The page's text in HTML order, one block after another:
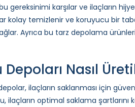
gereksinimi karşılar ve ilaçların
kolay temizlenir ve koruyucu bir
Ayrıca bu tarz depolama
Nasıl
ilaçların saklanması için
ilaçların optimal saklama şartlarını